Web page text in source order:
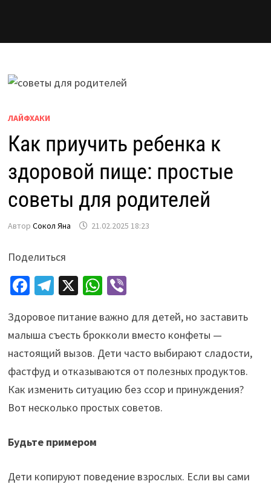
ЛАЙФХАКИ
Как приучить ребенка к
здоровой пище: простые
советы для родителей
Автор Сокол Яна 21.02.2025 18:23
Поделиться
Fa
b
o
o
k
Te
gr
a
m
X W
at
sA
p
p
Vi
er
Здоровое питание важно для детей, но заставить
малыша съесть брокколи вместо конфеты —
настоящий вызов. Дети часто выбирают сладости,
фастфуд и отказываются от полезных продуктов.
Как изменить ситуацию без ссор и принуждения?
Вот несколько простых советов.
Будьте примером
Дети копируют поведение взрослых. Если вы сами